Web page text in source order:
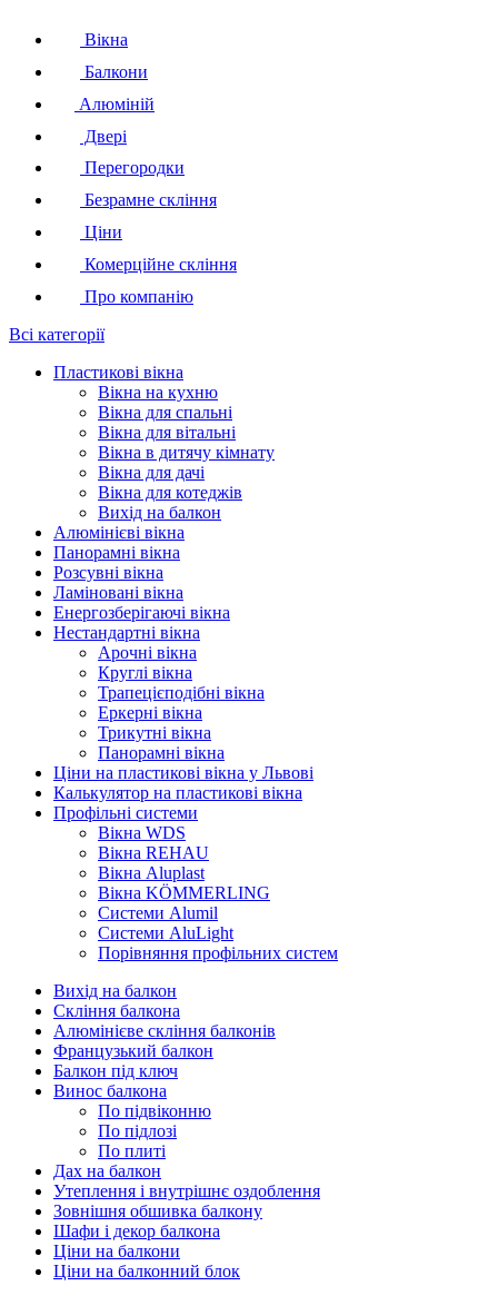
Вікна
Балкони
Алюміній
Двері
Перегородки
Безрамне скління
Ціни
Комерційне скління
Про компанію
Всі категорії
Пластикові вікна
Вікна на кухню
Вікна для спальні
Вікна для вітальні
Вікна в дитячу кімнату
Вікна для дачі
Вікна для котеджів
Вихід на балкон
Алюмінієві вікна
Панорамні вікна
Розсувні вікна
Ламіновані вікна
Енергозберігаючі вікна
Нестандартні вікна
Арочні вікна
Круглі вікна
Трапецієподібні вікна
Еркерні вікна
Трикутні вікна
Панорамні вікна
Ціни на пластикові вікна у Львові
Калькулятор на пластикові вікна
Профільні системи
Вікна WDS
Вікна REHAU
Вікна Aluplast
Вікна KÖMMERLING
Cистеми Alumil
Системи AluLight
Порівняння профільних систем
Вихід на балкон
Скління балкона
Алюмінієве скління балконів
Французький балкон
Балкон під ключ
Винос балкона
По підвіконню
По підлозі
По плиті
Дах на балкон
Утеплення і внутрішнє оздоблення
Зовнішня обшивка балкону
Шафи і декор балкона
Ціни на балкони
Ціни на балконний блок